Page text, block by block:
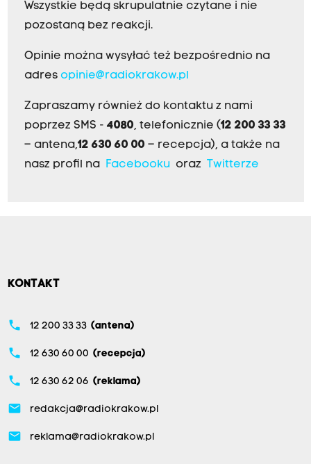
Wszystkie będą skrupulatnie czytane i nie
pozostaną bez reakcji.
Opinie można wysyłać też bezpośrednio na
adres opinie@radiokrakow.pl
Zapraszamy również do kontaktu z nami
poprzez SMS - 4080, telefonicznie (12 200 33 33
– antena,12 630 60 00 – recepcja), a także na
nasz profil na Facebookuoraz Twitterze
KONTAKT
phone 12 200 33 33 (antena)
phone 12 630 60 00 (recepcja)
phone 12 630 62 06 (reklama)
email redakcja@radiokrakow.pl
email reklama@radiokrakow.pl